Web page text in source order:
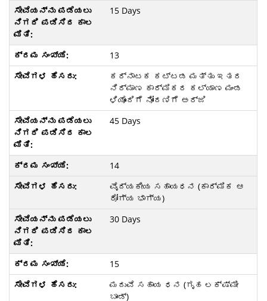
15 Days
13
ಕರ್ನಾಟಕ ಕಟ್ಟಡ ಮತ್ತು ಇತರ
ನಿರ್ಮಾಣ ಕಾರ್ಮಿಕರ ಕಲ್ಯಾಣ ಮಂಡ
ಳಿಯೊಂದಿಗೆ ನೋಂದಣಿಗೆ ಅರ್ಜಿ
45 Days
14
ವೈದ್ಯಕೀಯ ಸಹಾಯಧನ (ಕಾರ್ಮಿಕ ಆ
ರೋಗ್ಯ ಭಾಗ್ಯ)
30 Days
15
ಮದುವೆ ಸಹಾಯ ಧನ (ಗೃಹ ಲಕ್ಷ್ಮೀ
ಬಾಂಡ್)